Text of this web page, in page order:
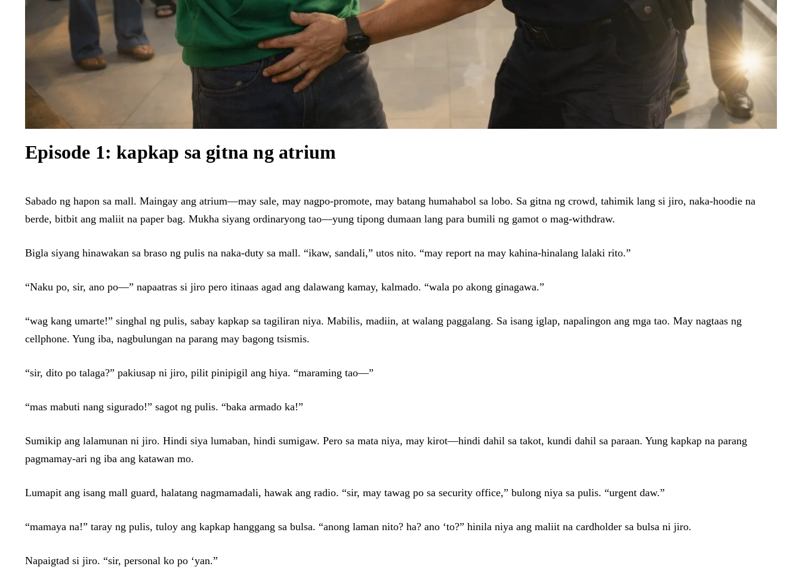
Episode 1: kapkap sa gitna ng atrium
Sabado ng hapon sa mall. Maingay ang atrium—may sale, may nagpo-promote, may batang humahabol sa lobo. Sa gitna ng crowd, tahimik lang si jiro, naka-hoodie na
berde, bitbit ang maliit na paper bag. Mukha siyang ordinaryong tao—yung tipong dumaan lang para bumili ng gamot o mag-withdraw.
Bigla siyang hinawakan sa braso ng pulis na naka-duty sa mall. “ikaw, sandali,” utos nito. “may report na may kahina-hinalang lalaki rito.”
“Naku po, sir, ano po—” napaatras si jiro pero itinaas agad ang dalawang kamay, kalmado. “wala po akong ginagawa.”
“wag kang umarte!” singhal ng pulis, sabay kapkap sa tagiliran niya. Mabilis, madiin, at walang paggalang. Sa isang iglap, napalingon ang mga tao. May nagtaas ng
cellphone. Yung iba, nagbulungan na parang may bagong tsismis.
“sir, dito po talaga?” pakiusap ni jiro, pilit pinipigil ang hiya. “maraming tao—”
“mas mabuti nang sigurado!” sagot ng pulis. “baka armado ka!”
Sumikip ang lalamunan ni jiro. Hindi siya lumaban, hindi sumigaw. Pero sa mata niya, may kirot—hindi dahil sa takot, kundi dahil sa paraan. Yung kapkap na parang
pagmamay-ari ng iba ang katawan mo.
Lumapit ang isang mall guard, halatang nagmamadali, hawak ang radio. “sir, may tawag po sa security office,” bulong niya sa pulis. “urgent daw.”
“mamaya na!” taray ng pulis, tuloy ang kapkap hanggang sa bulsa. “anong laman nito? ha? ano ‘to?” hinila niya ang maliit na cardholder sa bulsa ni jiro.
Napaigtad si jiro. “sir, personal ko po ‘yan.”